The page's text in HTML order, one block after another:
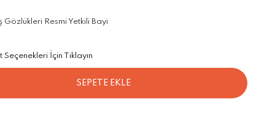
Gözlükleri Resmi Yetkili Bayi
İçin Tıklayın
SEPETE EKLE